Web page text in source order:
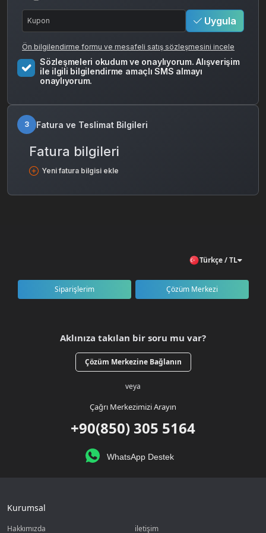
Uygula
Ön bilgilendirme formu ve mesafeli satış sözleşmesini incele
Sözleşmeleri okudum ve onaylıyorum. Alışverişim
ile ilgili bilgilendirme amaçlı SMS almayı
onaylıyorum.
3 Fatura ve Teslimat Bilgileri
Fatura bilgileri
Yeni fatura bilgisi ekle
Türkçe / TL
Siparişlerim Çözüm Merkezi
Aklınıza takılan bir soru mu var?
Çözüm Merkezine Bağlanın
veya
Çağrı Merkezimizi Arayın
+90(850) 305 5164
WhatsApp Destek
Kurumsal
Hakkımızda
iletişim